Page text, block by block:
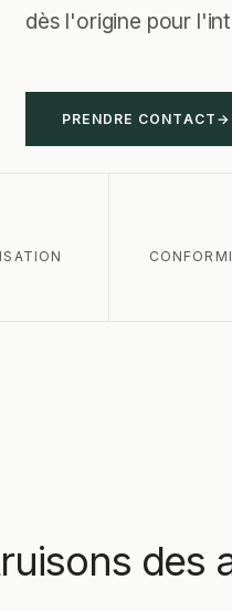
dès l'origine pour
PRENDRE CONTACT →
des